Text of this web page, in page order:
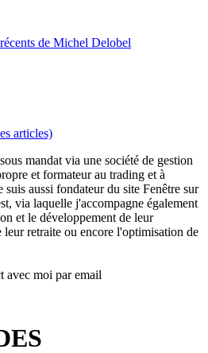
de Michel Delobel
articles)
mandat via une société de gestion
et formateur au trading et à
suis aussi fondateur du site Fenêtre sur
via laquelle j'accompagne également
et le développement de leur
retraite ou encore l'optimisation de
avec moi par email